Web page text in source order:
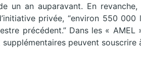
un an auparavant. En
privée, “environ 550
précédent.” Dans les « AMEL
peuvent souscrire